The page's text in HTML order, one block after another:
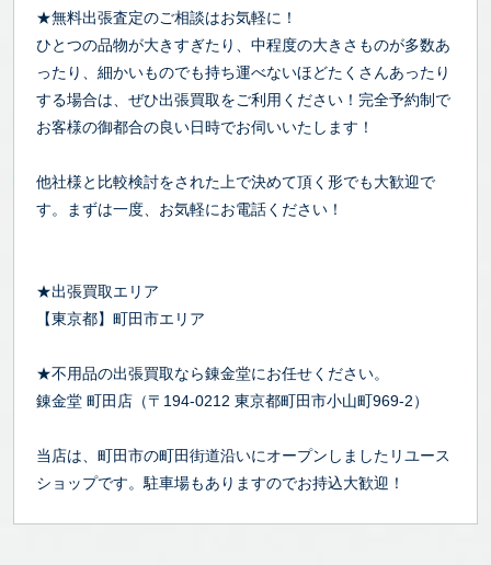
★無料出張査定のご相談はお気軽に！
ひとつの品物が大きすぎたり、中程度の大きさものが多数あ
ったり、細かいものでも持ち運べないほどたくさんあったり
する場合は、ぜひ出張買取をご利用ください！完全予約制で
お客様の御都合の良い日時でお伺いいたします！
他社様と比較検討をされた上で決めて頂く形でも大歓迎で
す。まずは一度、お気軽にお電話ください！
★出張買取エリア
【東京都】町田市エリア
★不用品の出張買取なら錬金堂にお任せください。
錬金堂 町田店（〒194-0212 東京都町田市小山町969-2）
当店は、町田市の町田街道沿いにオープンしましたリユース
ショップです。駐車場もありますのでお持込大歓迎！